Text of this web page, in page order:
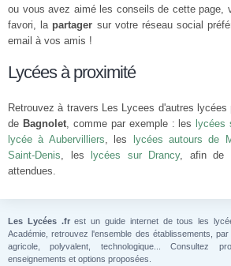
ou vous avez aimé les conseils de cette page,
favori, la partager sur votre réseau social
email à vos amis !
Lycées à proximité
Retrouvez à travers Les Lycees d'autres
de Bagnolet, comme par exemple : les lycées
lycée à Aubervilliers, les lycées autours de
Saint-Denis, les lycées sur Drancy, afin de
attendues.
Les Lycées .frest un guide internet de tous les
Académie, retrouvez l'ensemble des établissements,
agricole, polyvalent, technologique... Consultez
enseignements et options proposées.